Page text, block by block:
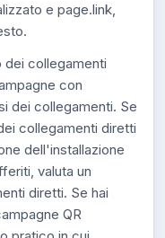
e page.link,
dei collegamenti
con
dei collegamenti. Se
collegamenti diretti
dell'installazione
valuta un
diretti. Se hai
QR